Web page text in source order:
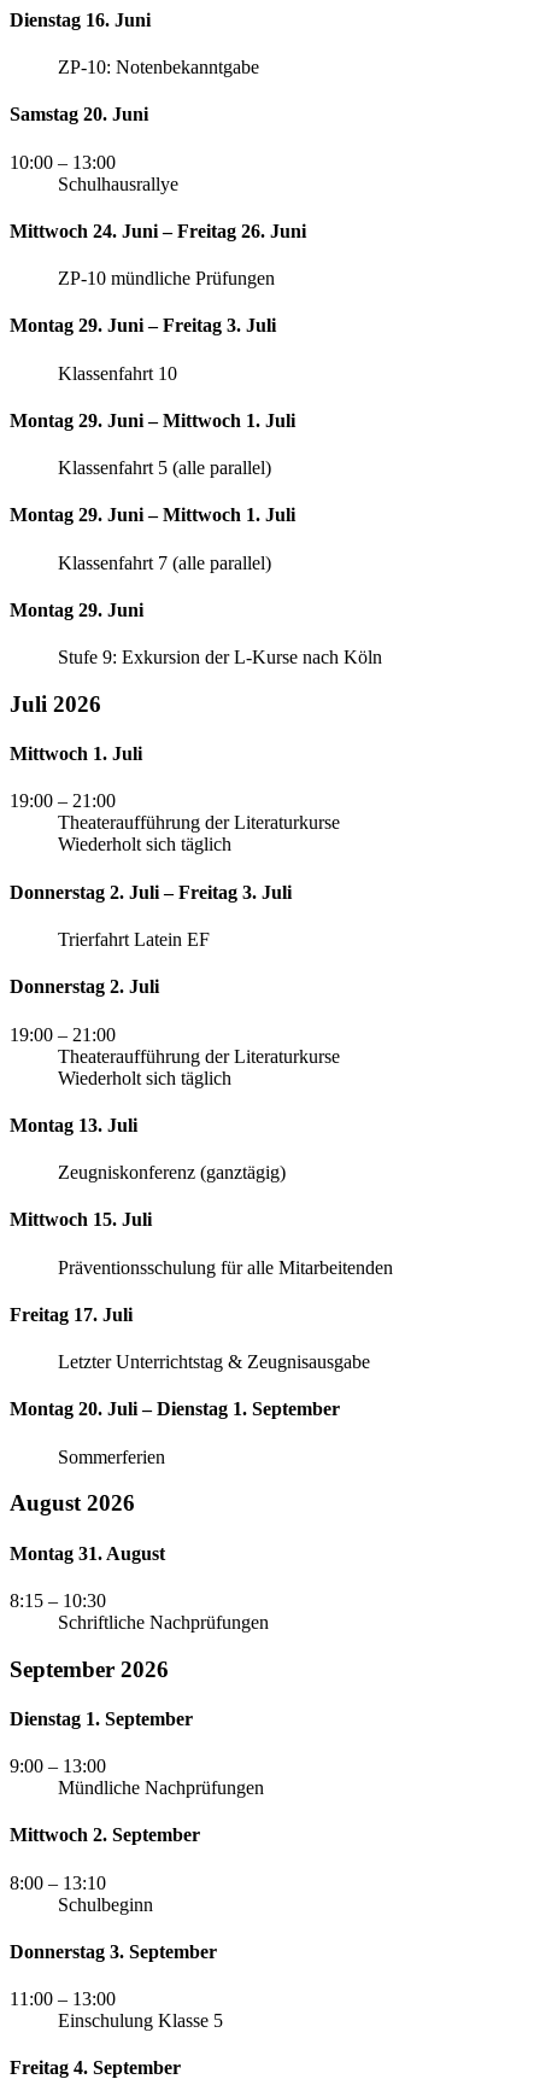
Dienstag 16. Juni
ZP-10: Notenbekanntgabe
Samstag 20. Juni
10:00 – 13:00
Schulhausrallye
Mittwoch 24. Juni – Freitag 26. Juni
ZP-10 mündliche Prüfungen
Montag 29. Juni – Freitag 3. Juli
Klassenfahrt 10
Montag 29. Juni – Mittwoch 1. Juli
Klassenfahrt 5 (alle parallel)
Montag 29. Juni – Mittwoch 1. Juli
Klassenfahrt 7 (alle parallel)
Montag 29. Juni
Stufe 9: Exkursion der L-Kurse nach Köln
Juli 2026
Mittwoch 1. Juli
19:00 – 21:00
Theateraufführung der Literaturkurse
Wiederholt sich täglich
Donnerstag 2. Juli – Freitag 3. Juli
Trierfahrt Latein EF
Donnerstag 2. Juli
19:00 – 21:00
Theateraufführung der Literaturkurse
Wiederholt sich täglich
Montag 13. Juli
Zeugniskonferenz (ganztägig)
Mittwoch 15. Juli
Präventionsschulung für alle Mitarbeitenden
Freitag 17. Juli
Letzter Unterrichtstag & Zeugnisausgabe
Montag 20. Juli – Dienstag 1. September
Sommerferien
August 2026
Montag 31. August
8:15 – 10:30
Schriftliche Nachprüfungen
September 2026
Dienstag 1. September
9:00 – 13:00
Mündliche Nachprüfungen
Mittwoch 2. September
8:00 – 13:10
Schulbeginn
Donnerstag 3. September
11:00 – 13:00
Einschulung Klasse 5
Freitag 4. September